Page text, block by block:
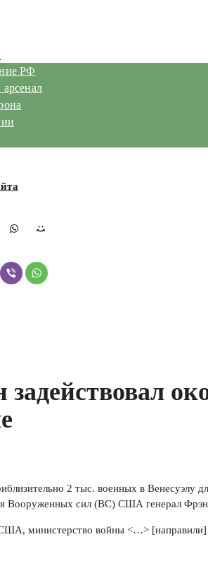
РФ
задействовал
2 тыс. военных в Венесуэлу
Вооруженных сил (ВС) США генерал
министерство войны <…> [направили]